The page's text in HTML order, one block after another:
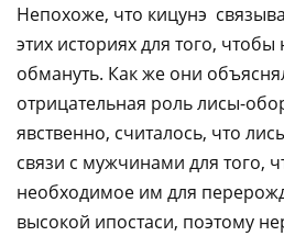
Непохоже, что кицунэ
этих историях для того,
обмануть. Как же они
отрицательная роль лисы-
явственно, считалось, что
связи с мужчинами для того,
необходимое им для
высокой ипостаси, поэтому